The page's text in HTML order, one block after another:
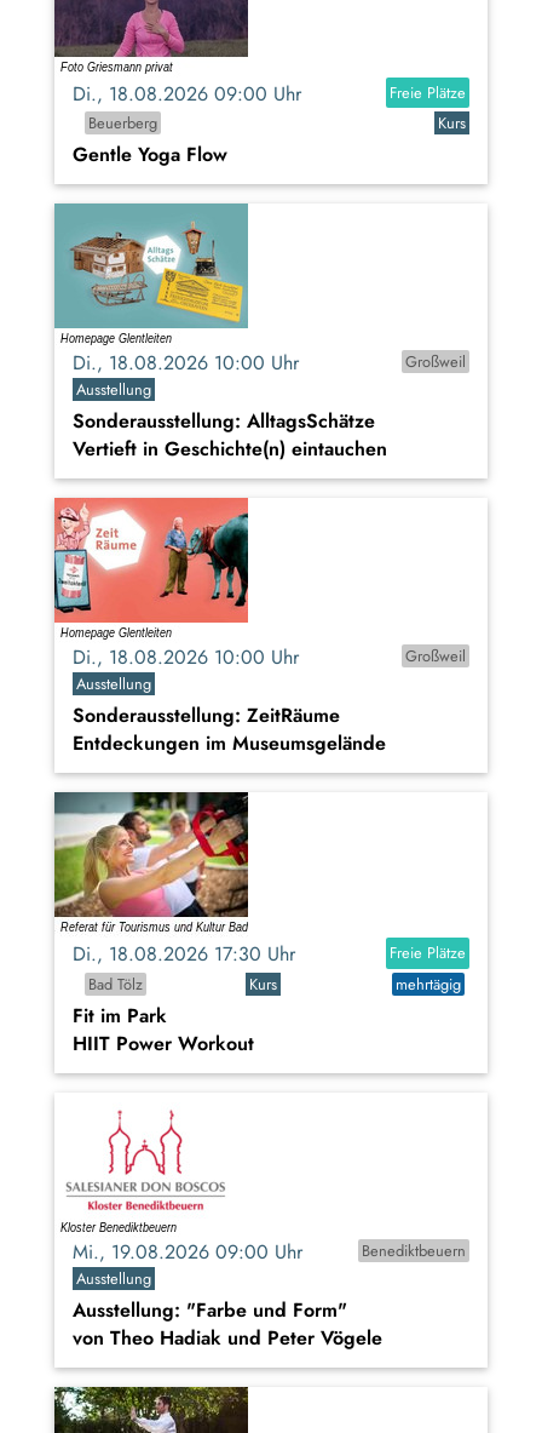
Di., 18.08.2026 09:00 Uhr
Freie Plätze
Beuerberg
Kurs
Gentle Yoga Flow
Di., 18.08.2026 10:00 Uhr
Großweil
Ausstellung
Sonderausstellung: AlltagsSchätze
Vertieft in Geschichte(n) eintauchen
Di., 18.08.2026 10:00 Uhr
Großweil
Ausstellung
Sonderausstellung: ZeitRäume
Entdeckungen im Museumsgelände
Di., 18.08.2026 17:30 Uhr
Freie Plätze
Bad Tölz
Kurs mehrtägig
Fit im Park
HIIT Power Workout
Mi., 19.08.2026 09:00 Uhr
Benediktbeuern
Ausstellung
Ausstellung: "Farbe und Form"
von Theo Hadiak und Peter Vögele